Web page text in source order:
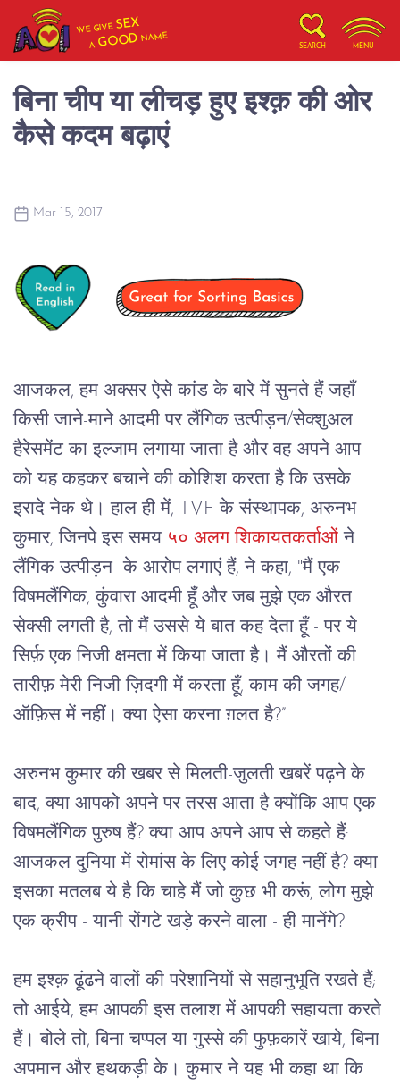
WE GIVESEX
AGOOD NAME
SEARCH MENU
बिना चीप या लीचड़ हुए इश्क़ की ओर
कैसे कदम बढ़ाएं
Mar 15, 2017
आजकल, हम अक्सर ऐसे कांड के बारे में सुनते हैं जहाँ
किसी जाने-माने आदमी पर लैंगिक उत्पीड़न/सेक्शुअल
हैरेसमेंट का इल्जाम लगाया जाता है और वह अपने आप
को यह कहकर बचाने की कोशिश करता है कि उसके
इरादे नेक थे। हाल ही में, TVF के संस्थापक, अरुनभ
कुमार, जिनपे इस समय ५० अलग शिकायतकर्ताओं ने
लैंगिक उत्पीड़न  के आरोप लगाएं हैं, ने कहा, "मैं एक
विषमलैंगिक, कुंवारा आदमी हूँ और जब मुझे एक औरत
सेक्सी लगती है, तो मैं उससे ये बात कह देता हूँ - पर ये
सिर्फ़ एक निजी क्षमता में किया जाता है। मैं औरतों की
तारीफ़ मेरी निजी ज़िदगी में करता हूँ, काम की जगह/
ऑफ़िस में नहीं। क्या ऐसा करना ग़लत है?”
अरुनभ कुमार की खबर से मिलती-जुलती खबरें पढ़ने के
बाद, क्या आपको अपने पर तरस आता है क्योंकि आप एक
विषमलैंगिक पुरुष हैं? क्या आप अपने आप से कहते हैं:
आजकल दुनिया में रोमांस के लिए कोई जगह नहीं है? क्या
इसका मतलब ये है कि चाहे मैं जो कुछ भी करूं, लोग मुझे
एक क्रीप - यानी रोंगटे खड़े करने वाला - ही मानेंगे?
हम इश्क़ ढूंढने वालों की परेशानियों से सहानुभूति रखते हैं;
तो आईये, हम आपकी इस तलाश में आपकी सहायता करते
हैं। बोले तो, बिना चप्पल या गुस्से की फुफ़कारें खाये, बिना
अपमान और हथकड़ी के। कुमार ने यह भी कहा था कि